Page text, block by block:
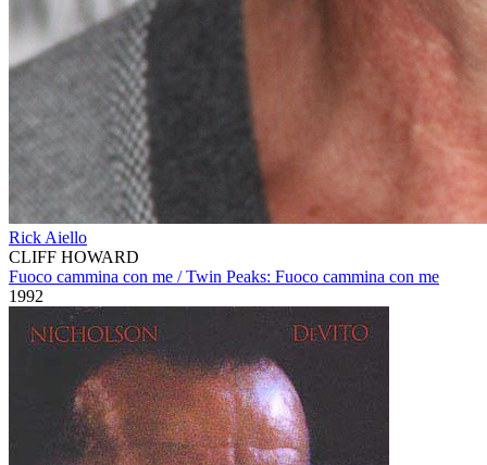
Rick Aiello
CLIFF HOWARD
Fuoco cammina con me / Twin Peaks: Fuoco cammina con me
1992